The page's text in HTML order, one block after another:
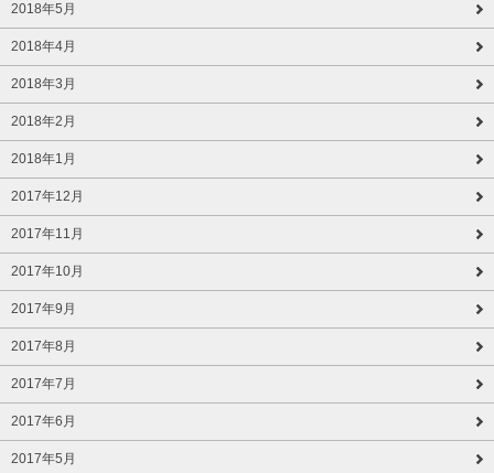
2018年5月
2018年4月
2018年3月
2018年2月
2018年1月
2017年12月
2017年11月
2017年10月
2017年9月
2017年8月
2017年7月
2017年6月
2017年5月